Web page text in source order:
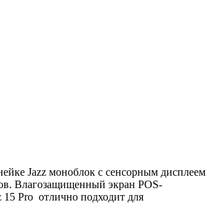
Jazz моноблок с сенсорным дисплеем
Влагозащищенный экран POS-
Pro отлично подходит для